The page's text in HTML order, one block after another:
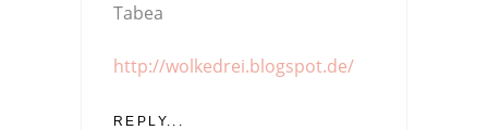
Tabea
http://wolkedrei.blogspot.de/
REPLY...